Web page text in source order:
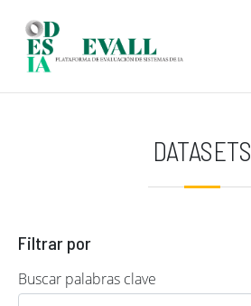
DATASETS
Filtrar por
Buscar palabras clave